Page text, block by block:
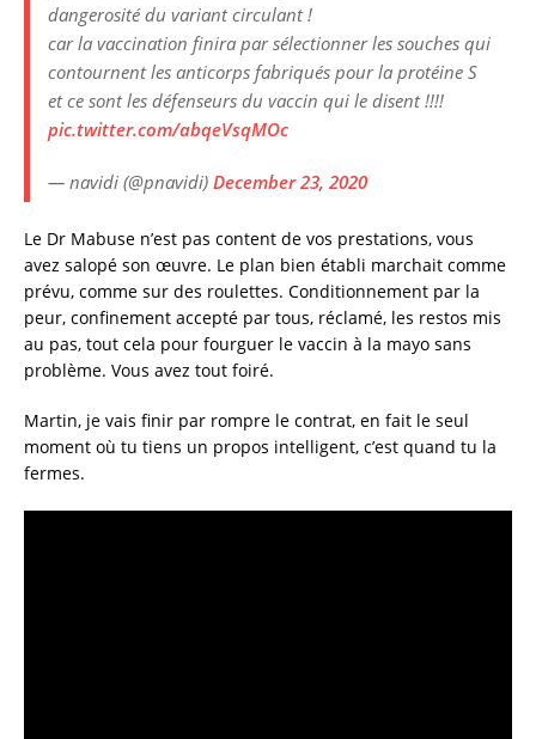
dangerosité du variant circulant !
car la vaccination finira par sélectionner les souches qui
contournent les anticorps fabriqués pour la protéine S
et ce sont les défenseurs du vaccin qui le disent !!!!
pic.twitter.com/abqeVsqMOc
— navidi (@pnavidi) December 23, 2020
Le Dr Mabuse n’est pas content de vos prestations, vous
avez salopé son œuvre. Le plan bien établi marchait comme
prévu, comme sur des roulettes. Conditionnement par la
peur, confinement accepté par tous, réclamé, les restos mis
au pas, tout cela pour fourguer le vaccin à la mayo sans
problème. Vous avez tout foiré.
Martin, je vais finir par rompre le contrat, en fait le seul
moment où tu tiens un propos intelligent, c’est quand tu la
fermes.